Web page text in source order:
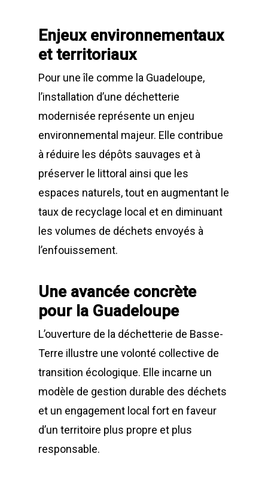
Enjeux environnementaux
et territoriaux
Pour une île comme la Guadeloupe,
l’installation d’une déchetterie
modernisée représente un enjeu
environnemental majeur. Elle contribue
à réduire les dépôts sauvages et à
préserver le littoral ainsi que les
espaces naturels, tout en augmentant le
taux de recyclage local et en diminuant
les volumes de déchets envoyés à
l’enfouissement.
Une avancée concrète
pour la Guadeloupe
L’ouverture de la déchetterie de Basse-
Terre illustre une volonté collective de
transition écologique. Elle incarne un
modèle de gestion durable des déchets
et un engagement local fort en faveur
d’un territoire plus propre et plus
responsable.
Historique et projets
Notre culture
Quelques chiffres
Nos infrastructures
Nos équipes
Nos partenaires
PRODUITS
Compacteurs à
Compacteurs
Monoblocs
Options
Lève Conteneurs
Bennes ampliroll
Bennes TANKER
Bennes SUPER
Bennes spéciales
Bennes de Collecte
Conteneurs
Bennes amovibles
Broyeur de
Conteneurs
MAINTENANCE
ACTUALITÉS
CONTACT
FR
Gillard Solutions
GILLARD S.A.S.
Z.A., Rue des Peupliers / BP
77590 BOIS LE ROI
Tél : 01 60 69 68 66
contact@gillard-sas.fr